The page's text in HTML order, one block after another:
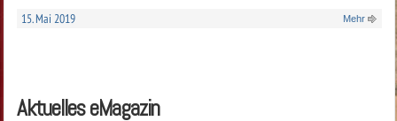
15. Mai 2019 Mehr
Aktuelles eMagazin